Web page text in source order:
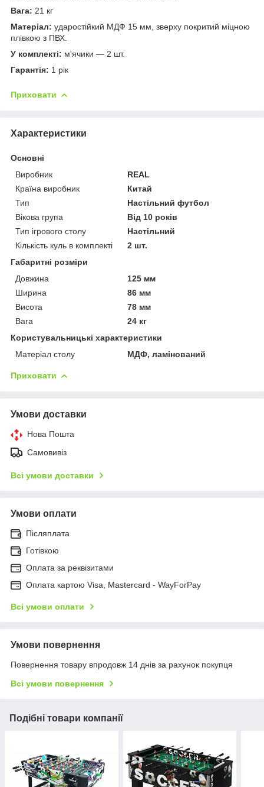
Вага: 21 кг
Матеріал: ударостійкий МДФ 15 мм, зверху покритий міцною
плівкою з ПВХ.
У комплекті: м'ячики — 2 шт.
Гарантія: 1 рік
Приховати
Характеристики
Основні
Виробник
REAL
Країна виробник
Китай
Тип
Настільний футбол
Вікова група
Від 10 років
Тип ігрового столу
Настільний
Кількість куль в комплекті
2 шт.
Габаритні розміри
Довжина
125 мм
Ширина
86 мм
Висота
78 мм
Вага
24 кг
Користувальницькі характеристики
Матеріал столу
МДФ, ламінований
Приховати
Умови доставки
Нова Пошта
Самовивіз
Всі умови доставки
Умови оплати
Післяплата
Готівкою
Оплата за реквізитами
Оплата картою Visa, Mastercard - WayForPay
Всі умови оплати
Умови повернення
Повернення товару впродовж 14 днів за рахунок покупця
Всі умови повернення
Подібні товари компанії